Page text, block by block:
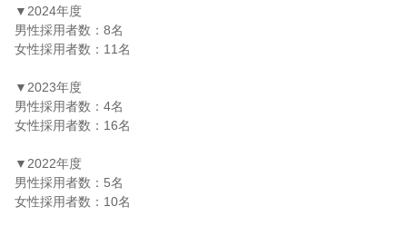
▼2024年度
男性採用者数：8名
女性採用者数：11名
▼2023年度
男性採用者数：4名
女性採用者数：16名
▼2022年度
男性採用者数：5名
女性採用者数：10名